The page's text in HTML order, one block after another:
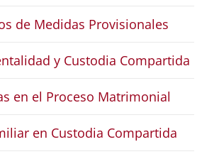
de Medidas Provisionales
y Custodia Compartida
en el Proceso Matrimonial
en Custodia Compartida